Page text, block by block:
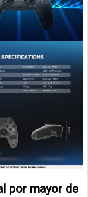
por mayor de